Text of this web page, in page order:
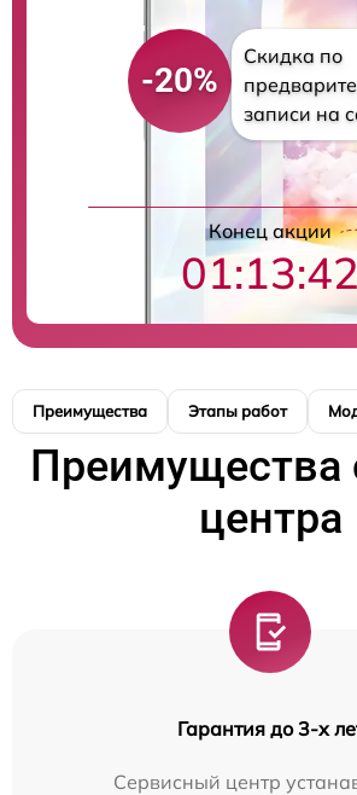
-20%
Скидка по
записи на
Конец акции
01:13:41
Преимущества Этапы работ
Преимущества
центра
Гарантия до 3-х
Сервисный центр